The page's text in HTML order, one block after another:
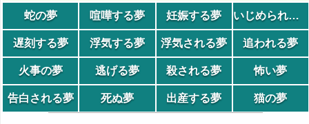
蛇の夢 喧嘩する夢 妊娠する夢 いじめられる夢
遅刻する夢 浮気する夢 浮気される夢 追われる夢
火事の夢 逃げる夢 殺される夢 怖い夢
告白される夢 死ぬ夢 出産する夢 猫の夢